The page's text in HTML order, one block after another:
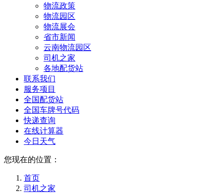
物流政策
物流园区
物流展会
省市新闻
云南物流园区
司机之家
各地配货站
联系我们
服务项目
全国配货站
全国车牌号代码
快递查询
在线计算器
今日天气
您现在的位置：
首页
司机之家